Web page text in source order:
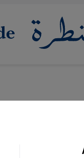
Facebook